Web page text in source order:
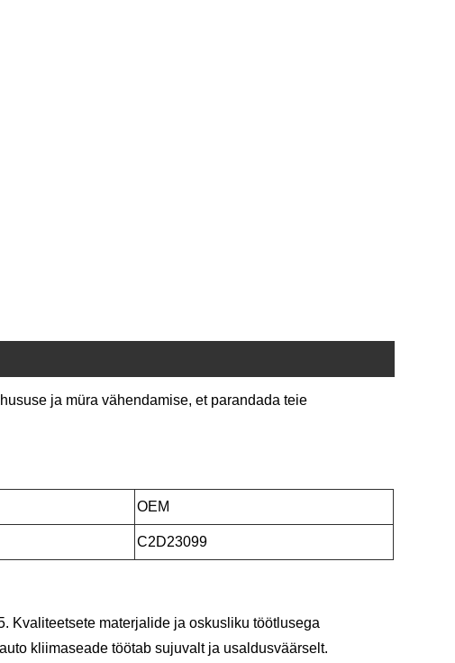
ja müra vähendamise, et parandada teie
OEM
C2D23099
Kvaliteetsete materjalide ja oskusliku töötlusega
kliimaseade töötab sujuvalt ja usaldusväärselt.